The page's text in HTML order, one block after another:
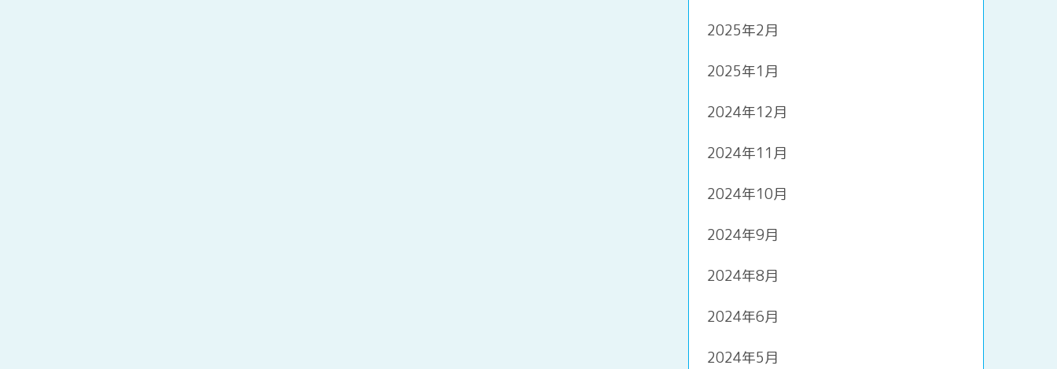
2025年2月
2025年1月
2024年12月
2024年11月
2024年10月
2024年9月
2024年8月
2024年6月
2024年5月